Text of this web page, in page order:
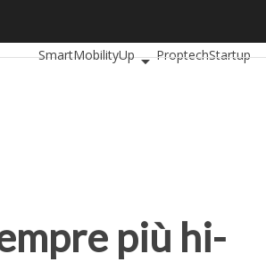
SmartMobilityUp
ProptechStartup
più hi-